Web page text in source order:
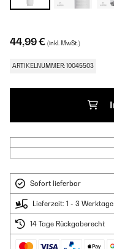
44,99 € (inkl. MwSt.)
ARTIKELNUMMER: 10045503
Sofort lieferbar
Lieferzeit: 1 - 3 Werktage
14 Tage Rückgaberecht